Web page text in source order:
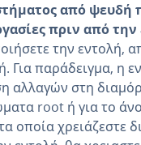
από ψευδή
πριν από
την εντολή,
Για παράδειγμα, η
αλλαγών στη
root ή για το
οποία χρειάζεστε